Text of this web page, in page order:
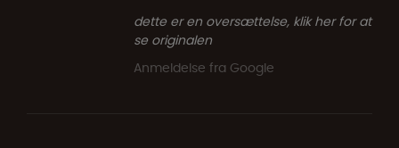
dette er en oversættelse, klik her for at
se originalen
Anmeldelse fra Google